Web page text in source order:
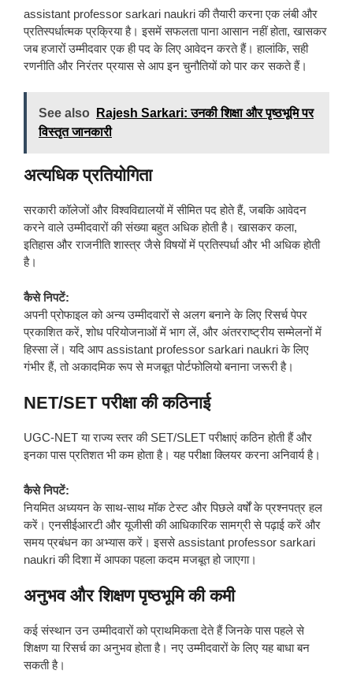
assistant professor sarkari naukri की तैयारी करना एक लंबी और
प्रतिस्पर्धात्मक प्रक्रिया है। इसमें सफलता पाना आसान नहीं होता, खासकर
जब हजारों उम्मीदवार एक ही पद के लिए आवेदन करते हैं। हालांकि, सही
रणनीति और निरंतर प्रयास से आप इन चुनौतियों को पार कर सकते हैं।
See also
Rajesh Sarkari: उनकी शिक्षा और पृष्ठभूमि पर
विस्तृत जानकारी
अत्यधिक प्रतियोगिता
सरकारी कॉलेजों और विश्वविद्यालयों में सीमित पद होते हैं, जबकि आवेदन
करने वाले उम्मीदवारों की संख्या बहुत अधिक होती है। खासकर कला,
इतिहास और राजनीति शास्त्र जैसे विषयों में प्रतिस्पर्धा और भी अधिक होती
है।
कैसे निपटें:
अपनी प्रोफाइल को अन्य उम्मीदवारों से अलग बनाने के लिए रिसर्च पेपर
प्रकाशित करें, शोध परियोजनाओं में भाग लें, और अंतरराष्ट्रीय सम्मेलनों में
हिस्सा लें। यदि आप assistant professor sarkari naukri के लिए
गंभीर हैं, तो अकादमिक रूप से मजबूत पोर्टफोलियो बनाना जरूरी है।
NET/SET परीक्षा की कठिनाई
UGC-NET या राज्य स्तर की SET/SLET परीक्षाएं कठिन होती हैं और
इनका पास प्रतिशत भी कम होता है। यह परीक्षा क्लियर करना अनिवार्य है।
कैसे निपटें:
नियमित अध्ययन के साथ-साथ मॉक टेस्ट और पिछले वर्षों के प्रश्नपत्र हल
करें। एनसीईआरटी और यूजीसी की आधिकारिक सामग्री से पढ़ाई करें और
समय प्रबंधन का अभ्यास करें। इससे assistant professor sarkari
naukri की दिशा में आपका पहला कदम मजबूत हो जाएगा।
अनुभव और शिक्षण पृष्ठभूमि की कमी
कई संस्थान उन उम्मीदवारों को प्राथमिकता देते हैं जिनके पास पहले से
शिक्षण या रिसर्च का अनुभव होता है। नए उम्मीदवारों के लिए यह बाधा बन
सकती है।